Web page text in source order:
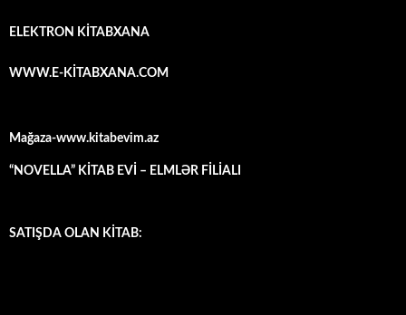
ELEKTRON KİTABXANA
WWW.E-KİTABXANA.COM
Mağaza-www.kitabevim.az
“NOVELLA” KİTAB EVİ – ELMLƏR FİLİALI
SATIŞDA OLAN KİTAB: